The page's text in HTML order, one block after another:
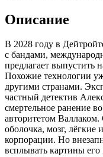
Описание
В 2028 году в
с бандами,
предлагает выпустить
Похожие технологии
другими странами.
частный детектив
смертельное ранение
авторитетом
оболочка, мозг, лёгкие
корпорации. Но
всплывать картины